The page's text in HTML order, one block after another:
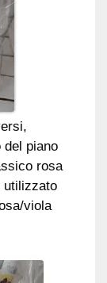
del piano
rosa
utilizzato
viola